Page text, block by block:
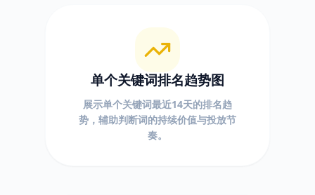
单个关键词排名趋势图
展示单个关键词最近14天的排名趋
势，辅助判断词的持续价值与投放节
奏。